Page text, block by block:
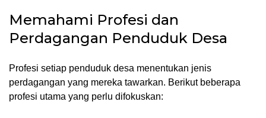
Memahami Profesi dan
Perdagangan Penduduk Desa
Profesi setiap penduduk desa menentukan jenis
perdagangan yang mereka tawarkan. Berikut beberapa
profesi utama yang perlu difokuskan: